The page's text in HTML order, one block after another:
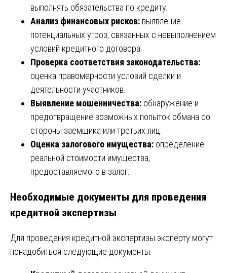
выполнять обязательства по кредиту.
Анализ финансовых рисков: выявление
потенциальных угроз, связанных с невыполнением
условий кредитного договора.
Проверка соответствия законодательства:
оценка правомерности условий сделки и
деятельности участников.
Выявление мошенничества: обнаружение и
предотвращение возможных попыток обмана со
стороны заемщика или третьих лиц.
Оценка залогового имущества: определение
реальной стоимости имущества,
предоставляемого в залог.
Необходимые документы для проведения
кредитной экспертизы
Для проведения кредитной экспертизы эксперту могут
понадобиться следующие документы: